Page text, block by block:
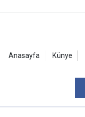
Anasayfa Künye